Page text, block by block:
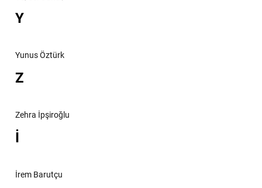
Y
Yunus Öztürk
Z
Zehra İpşiroğlu
İ
İrem Barutçu